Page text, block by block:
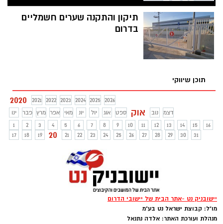
הקורונה. השרה להגנת הסביבה, ח"כ גילה
גמליאל: "אנחנו עושים היום היסטוריה
במדינת ישראל, הדרך הטובה ביותר לנקות את
תיקון והתקנה שערים חשמליים
בדרום
תוכן שיווקי
2020 2021 2022 2023 2024 2025
2026
ינו
פבר מרץ אפר מאי יונ יול אוג ספט אוק נוב
דצמ
1
2 3 4 5 6 7 8 9 10 11 12 13 14 15
16
17
18 19 20 21 22 23 24 25 26 27 28 29 30 31
יישובניק נט -אתר הבית של יישובי הדרום
מו"ל: קבוצת ישראל נט בע"מ
מנהלת ועורכת האתר: אלדה נתנאל